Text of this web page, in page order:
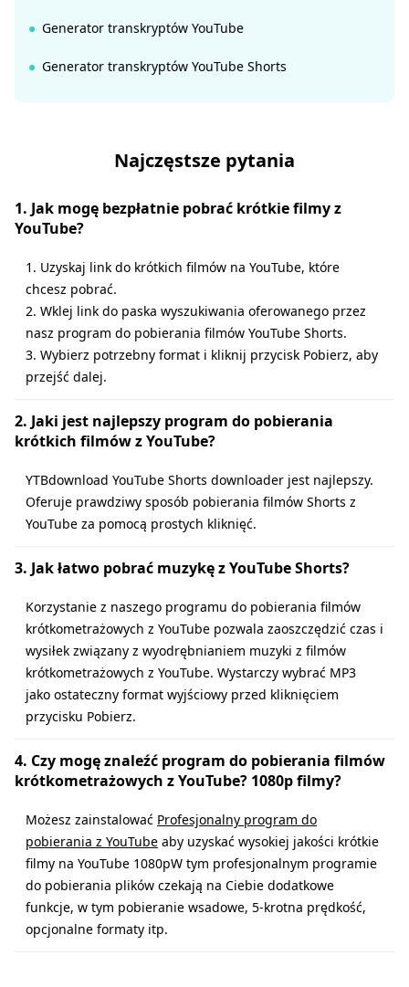
Generator transkryptów YouTube
Generator transkryptów YouTube Shorts
Najczęstsze pytania
1. Jak mogę bezpłatnie pobrać krótkie filmy z
YouTube?
1. Uzyskaj link do krótkich filmów na YouTube, które
chcesz pobrać.
2. Wklej link do paska wyszukiwania oferowanego przez
nasz program do pobierania filmów YouTube Shorts.
3. Wybierz potrzebny format i kliknij przycisk Pobierz, aby
przejść dalej.
2. Jaki jest najlepszy program do pobierania
krótkich filmów z YouTube?
YTBdownload YouTube Shorts downloader jest najlepszy.
Oferuje prawdziwy sposób pobierania filmów Shorts z
YouTube za pomocą prostych kliknięć.
3. Jak łatwo pobrać muzykę z YouTube Shorts?
Korzystanie z naszego programu do pobierania filmów
krótkometrażowych z YouTube pozwala zaoszczędzić czas i
wysiłek związany z wyodrębnianiem muzyki z filmów
krótkometrażowych z YouTube. Wystarczy wybrać MP3
jako ostateczny format wyjściowy przed kliknięciem
przycisku Pobierz.
4. Czy mogę znaleźć program do pobierania filmów
krótkometrażowych z YouTube? 1080p filmy?
Możesz zainstalować Profesjonalny program do
pobierania z YouTube aby uzyskać wysokiej jakości krótkie
filmy na YouTube 1080pW tym profesjonalnym programie
do pobierania plików czekają na Ciebie dodatkowe
funkcje, w tym pobieranie wsadowe, 5-krotna prędkość,
opcjonalne formaty itp.